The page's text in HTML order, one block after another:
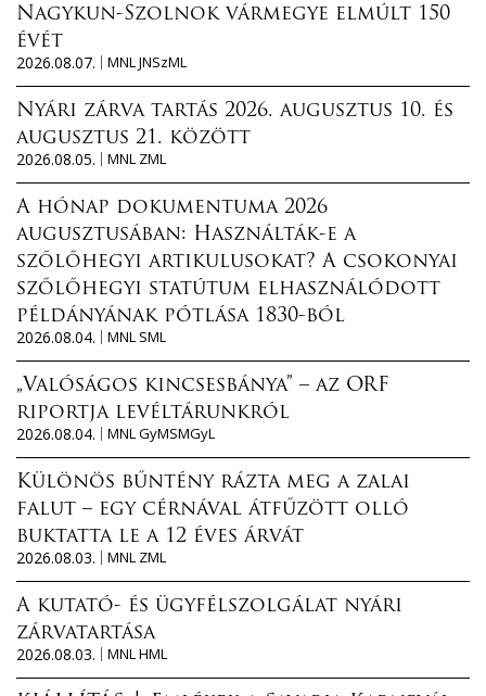
Nagykun-Szolnok vármegye elmúlt 150
évét
2026.08.07.
MNL JNSzML
Nyári zárva tartás 2026. augusztus 10. és
augusztus 21. között
2026.08.05.
MNL ZML
A hónap dokumentuma 2026
augusztusában: Használták-e a
szőlőhegyi artikulusokat? A csokonyai
szőlőhegyi statútum elhasználódott
példányának pótlása 1830-ból
2026.08.04.
MNL SML
„Valóságos kincsesbánya” – az ORF
riportja levéltárunkról
2026.08.04.
MNL GyMSMGyL
Különös bűntény rázta meg a zalai
falut – egy cérnával átfűzött olló
buktatta le a 12 éves árvát
2026.08.03.
MNL ZML
A kutató- és ügyfélszolgálat nyári
zárvatartása
2026.08.03.
MNL HML